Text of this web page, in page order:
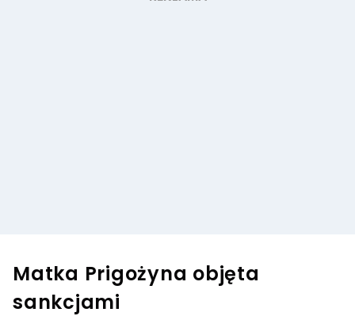
Matka Prigożyna objęta
sankcjami